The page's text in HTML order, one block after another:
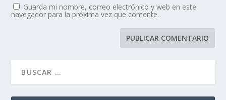
Guarda mi nombre, correo electrónico y web en este
navegador para la próxima vez que comente.